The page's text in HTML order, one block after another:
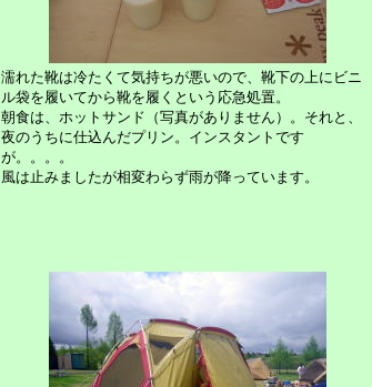
濡れた靴は冷たくて気持ちが悪いので、靴下の上にビニ
ル袋を履いてから靴を履くという応急処置。
朝食は、ホットサンド（写真がありません）。それと、
夜のうちに仕込んだプリン。インスタントです
が。。。。
風は止みましたが相変わらず雨が降っています。